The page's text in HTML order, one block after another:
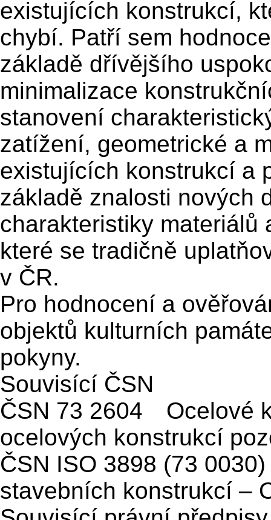
existujících konstrukcí,
chybí. Patří sem
základě dřívějšího
minimalizace
stanovení
zatížení, geometrické a
existujících konstrukcí a
základě znalosti nových
charakteristiky materiálů
které se tradičně
v ČR.
Pro hodnocení a
objektů kulturních
pokyny.
Souvisící ČSN
ČSN 73 2604 Ocelové
ocelových konstrukcí
ČSN ISO 3898 (73
stavebních konstrukcí –